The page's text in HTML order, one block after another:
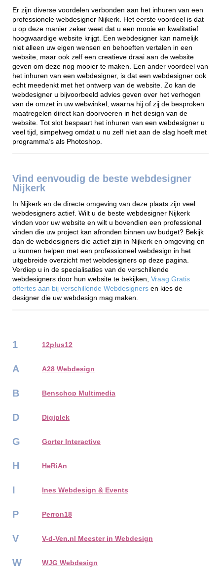
Er zijn diverse voordelen verbonden aan het inhuren van een
professionele webdesigner Nijkerk. Het eerste voordeel is dat
u op deze manier zeker weet dat u een mooie en kwalitatief
hoogwaardige website krijgt. Een webdesigner kan namelijk
niet alleen uw eigen wensen en behoeften vertalen in een
website, maar ook zelf een creatieve draai aan de website
geven om deze nog mooier te maken. Een ander voordeel van
het inhuren van een webdesigner, is dat een webdesigner ook
echt meedenkt met het ontwerp van de website. Zo kan de
webdesigner u bijvoorbeeld advies geven over het verhogen
van de omzet in uw webwinkel, waarna hij of zij de besproken
maatregelen direct kan doorvoeren in het design van de
website. Tot slot bespaart het inhuren van een webdesigner u
veel tijd, simpelweg omdat u nu zelf niet aan de slag hoeft met
programma’s als Photoshop.
Vind eenvoudig de beste webdesigner
Nijkerk
In Nijkerk en de directe omgeving van deze plaats zijn veel
webdesigners actief. Wilt u de beste webdesigner Nijkerk
vinden voor uw website en wilt u bovendien een professional
vinden die uw project kan afronden binnen uw budget? Bekijk
dan de webdesigners die actief zijn in Nijkerk en omgeving en
u kunnen helpen met een professioneel webdesign in het
uitgebreide overzicht met webdesigners op deze pagina.
Verdiep u in de specialisaties van de verschillende
webdesigners door hun website te bekijken, Vraag Gratis
offertes aan bij verschillende Webdesigners en kies de
designer die uw webdesign mag maken.
1 12plus12
A A28 Webdesign
B Benschop Multimedia
D Digiplek
G Gorter Interactive
H HeRiAn
I Ines Webdesign & Events
P Perron18
V V-d-Ven.nl Meester in Webdesign
W WJG Webdesign